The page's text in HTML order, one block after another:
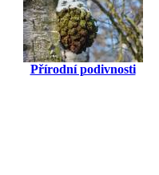
Přírodní podivnosti